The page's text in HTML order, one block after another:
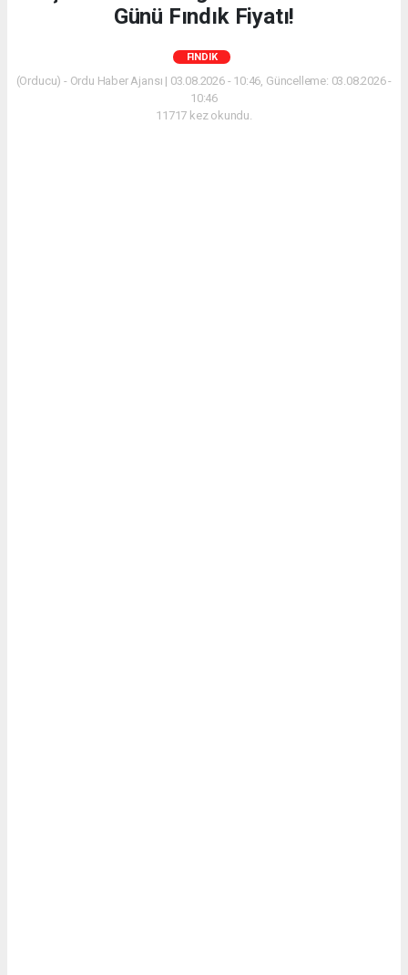
Günü Fındık Fiyatı!
FINDIK
(Orducu) - Ordu Haber Ajansı | 03.08.2026 - 10:46, Güncelleme: 03.08.2026 -
10:46
11717 kez okundu.